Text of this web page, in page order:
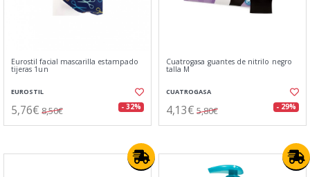
Eurostil facial mascarilla estampado
tijeras 1un
EUROSTIL
5,76€ 8,50€ - 32%
Cuatrogasa guantes de nitrilo negro
talla M
CUATROGASA
4,13€ 5,80€ - 29%